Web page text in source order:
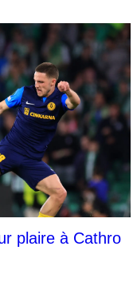
plaire à Cathro